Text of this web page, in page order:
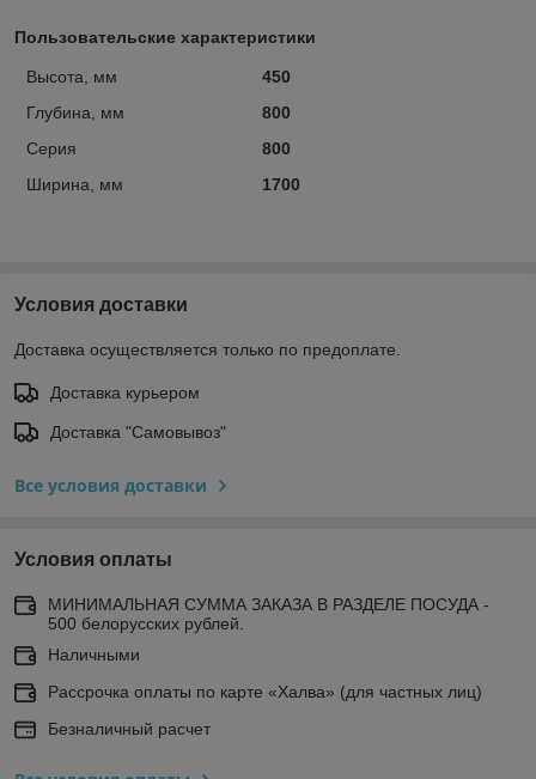
Пользовательские характеристики
Высота, мм
450
Глубина, мм
800
Серия
800
Ширина, мм
1700
Условия доставки
Доставка осуществляется только по предоплате.
Доставка курьером
Доставка "Самовывоз"
Все условия доставки
Условия оплаты
МИНИМАЛЬНАЯ СУММА ЗАКАЗА В РАЗДЕЛЕ ПОСУДА -
500 белорусских рублей.
Наличными
Рассрочка оплаты по карте «Халва» (для частных лиц)
Безналичный расчет